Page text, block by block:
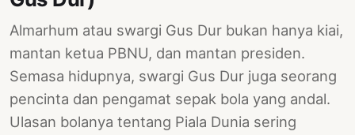
Almarhum atau swargi Gus Dur bukan hanya kiai,
mantan ketua PBNU, dan mantan presiden.
Semasa hidupnya, swargi Gus Dur juga seorang
pencinta dan pengamat sepak bola yang andal.
Ulasan bolanya tentang Piala Dunia sering